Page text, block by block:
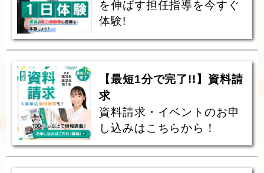
を伸ばす担任指導を今すぐ
体験!
【最短1分で完了!!】資料請
求
資料請求・イベントのお申
し込みはこちらから！